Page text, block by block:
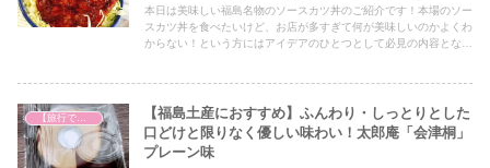
本日は美味しい福島名物のソースカツ丼のご紹介です！本場のソー
スカツ丼を食べたいけど、お店が多すぎて何が美味しいのかよくわ
からない！という方にはアイデアのひとつとして必見の内容となっ
【旅行で心を癒そう】
【福島土産におすすめ】ふんわり・しっとりとした
口どけと限りなく優しい味わい！太郎庵「会津桐」
プレーン味